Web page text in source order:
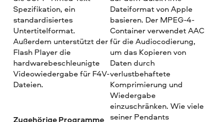
Spezifikation, ein
standardisiertes
Untertitelformat.
Außerdem unterstützt der
Flash Player die
hardwarebeschleunigte
Videowiedergabe für F4V-
Dateien.
Zugehörige Programme
Dateiformat von Apple
basieren. Der MPEG-4-
Container verwendet AAC
für die Audiocodierung,
um das Kopieren von
Daten durch
verlustbehaftete
Komprimierung und
Wiedergabe
einzuschränken. Wie viele
seiner Pendants